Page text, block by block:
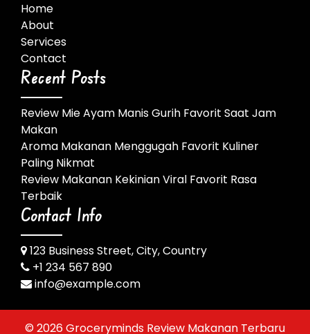
Home
About
Services
Contact
Recent Posts
Review Mie Ayam Manis Gurih Favorit Saat Jam
Makan
Aroma Makanan Menggugah Favorit Kuliner
Paling Nikmat
Review Makanan Kekinian Viral Favorit Rasa
Terbaik
Contact Info
123 Business Street, City, Country
+1 234 567 890
info@example.com
© 2026 Groceryminds Review Makanan Terbaru